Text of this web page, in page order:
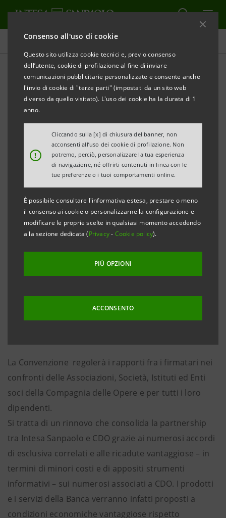
Consenso all'uso di cookie
Questo sito utilizza cookie tecnici e, previo consenso
dell’utente, cookie di profilazione al fine di inviare
comunicazioni pubblicitarie personalizzate e consente anche
l'invio di cookie di "terze parti" (impostati da un sito web
diverso da quello visitato). L'uso dei cookie ha la durata di 1
anno.
!
Cliccando sulla [x] di chiusura del banner, non
acconsenti all’uso dei cookie di profilazione. Non
potremo, perciò, personalizzare la tua esperienza
di navigazione, né offrirti contenuti in linea con le
tue preferenze o i tuoi comportamenti online.
È possibile consultare l'informativa estesa, prestare o meno
il consenso ai cookie o personalizzarne la configurazione e
modificare le proprie scelte in qualsiasi momento accedendo
alla sezione dedicata (Privacy- Cookie policy).
PIÙ OPZIONI
ACCONSENTO
Comunicati stampa
STAMPA AGGIORNA
INTESA SANPAOLO E COMPAGNIA DELLE OPERE:
RINNOVATA LA CONVENZIONE
economiche vantaggiose per tutti gli Associati alla
- Partnership consolidata e rafforzata da
strumenti ad hoc
Milano, 21 luglio 2008
– L’Amministratore Delegato di
Intesa Sanpaolo Corrado Passera, il Direttore
Compagnia delle Opere Berhnard Scholz hanno
firmato oggi a Milano una Convenzione – che sarà
gestita da BFS Partner, rappresentata per l’occasione
dal Presidente Paolo Fumagalli – in sostituzione degli
accordi a suo tempo stipulati separatamente da
La Convenzione regolerà i rapporti fra i firmatari nei
confronti delle Associazioni, Società, Istituti ed Enti
soci della Compagnia delle Opere e per tutti i loro
dipendenti.
Si tratta di un rinnovo che consolida la partnership
tra Intesa Sanpaolo e CDO grazie ai numerosi accordi
di esclusiva correlati e alle ricadute vantaggiose – in
termini di minori costi e di appositi strumenti
informativi – sui numerosi associati a CDO. I prodotti
e i servizi della Banca verranno infatti proposti a
condizioni economiche vantaggiose rispetto